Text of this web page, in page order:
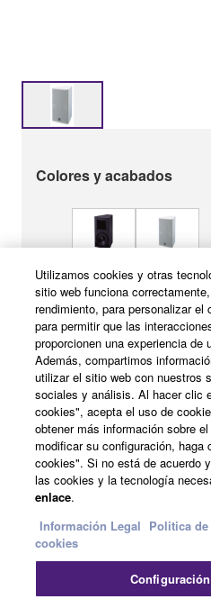
Colores y acabados
Preferidos por los
exigentes, estos altavoces
uniforme y sonido a juego,
modelos, que simplifican la
del sistema.
Disponibilidad
de 12 y 15
La bocina puede
lo que permite el
El diseño
Funcionamiento
Utilizamos cookies y otras
sitio web funciona
rendimiento, para personalizar
para permitir que las
proporcionen una experiencia de
Además, compartimos
utilizar el sitio web con nuestros
sociales y análisis. Al hacer clic
cookies", acepta el uso de
obtener más información sobre
modificar su configuración, haga
cookies". Si no está de acuerdo
las cookies y la tecnología
enlace.
Información Legal Politica
cookies